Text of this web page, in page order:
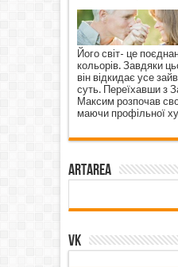
Його світ- це
кольорів. Завдяки
він відкидає усе
суть. Переїхавши з
Максим розпочав
маючи профільної
ArtArea
VK